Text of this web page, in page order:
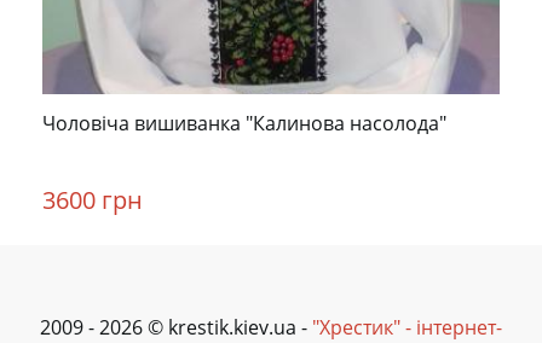
Чоловіча вишиванка "Калинова насолода"
3600 грн
2009 - 2026 © krestik.kiev.ua - "Хрестик" - інтернет-